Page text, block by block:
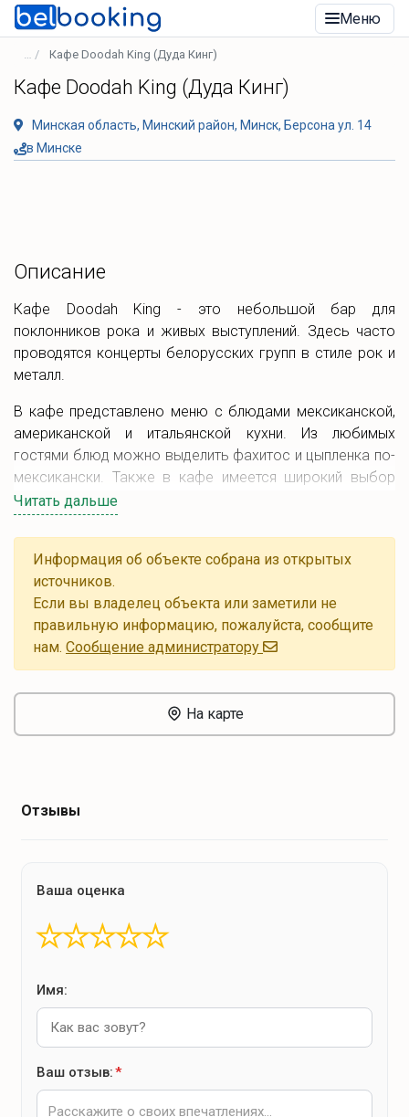
Меню
Кафе Doodah King (Дуда Кинг)
Кафе Doodah King (Дуда Кинг)
Минская область, Минский район, Минск, Берсона ул. 14
в Минске
Описание
Кафе Doodah King - это небольшой бар для
поклонников рока и живых выступлений. Здесь часто
проводятся концерты белорусских групп в стиле рок и
металл.
В кафе представлено меню с блюдами мексиканской,
американской и итальянской кухни. Из любимых
гостями блюд можно выделить фахитос и цыпленка по-
мексикански. Также в кафе имеется широкий выбор
пива и много коктейлей.
Возле заведения имеется парковка.
Читать дальше
Информация об объекте собрана из открытых
источников.
Если вы владелец объекта или заметили не
правильную информацию, пожалуйста, сообщите
нам. Cообщение администратору
На карте
Отзывы
Ваша оценка
★
★
★
★
★
Имя:
Ваш отзыв:*